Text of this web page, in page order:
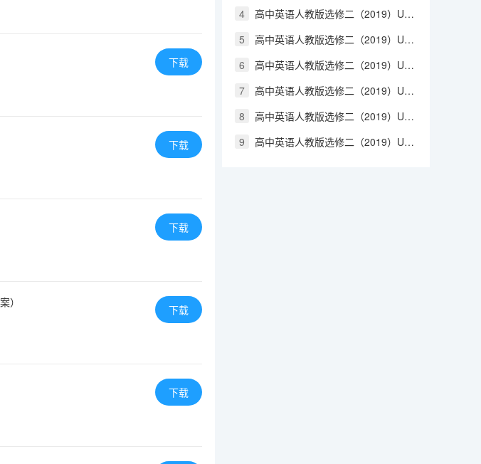
下载
下载
下载
）
下载
下载
4
高中英语人教版选修二（2019）Unit 2 Reading and Thinking（教案）
5
高中英语人教版选修二（2019）Unit 2 Discover useful structures（教案）
6
高中英语人教版选修二（2019）Unit 2 Build up your vocabulary（教案）
7
高中英语人教版选修二（2019）Unit 2 Assessing Your Progress & Project（教案）
8
高中英语人教版选修二（2019）Unit 1 Using Language（教案）
9
高中英语人教版选修二（2019）Unit 1 Reading and Thinking（教案）